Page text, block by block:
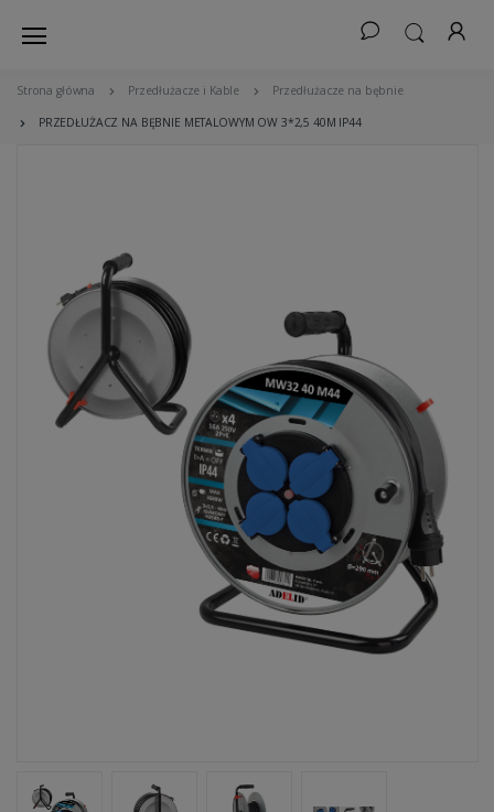
Strona główna Przedłużacze i Kable Przedłużacze na bębnie
PRZEDŁUŻACZ NA BĘBNIE METALOWYM OW 3*2,5 40M IP44